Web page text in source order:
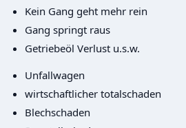
Kein Gang geht mehr rein
Gang springt raus
Getriebeöl Verlust u.s.w.
Unfallwagen
wirtschaftlicher totalschaden
Blechschaden